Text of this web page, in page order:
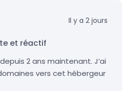
Il y a 2 jours
et réactif
2 ans maintenant. J’ai
vers cet hébergeur